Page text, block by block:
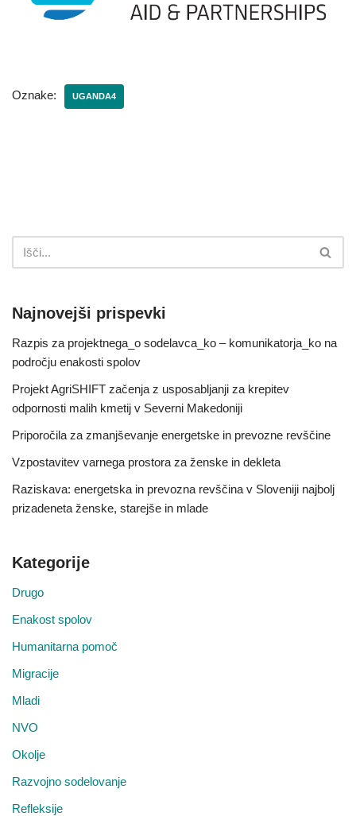
Oznake: UGANDA4
Najnovejši prispevki
Razpis za projektnega_o sodelavca_ko – komunikatorja_ko na
področju enakosti spolov
Projekt AgriSHIFT začenja z usposabljanji za krepitev
odpornosti malih kmetij v Severni Makedoniji
Priporočila za zmanjševanje energetske in prevozne revščine
Vzpostavitev varnega prostora za ženske in dekleta
Raziskava: energetska in prevozna revščina v Sloveniji najbolj
prizadeneta ženske, starejše in mlade
Kategorije
Drugo
Enakost spolov
Humanitarna pomoč
Migracije
Mladi
NVO
Okolje
Razvojno sodelovanje
Refleksije